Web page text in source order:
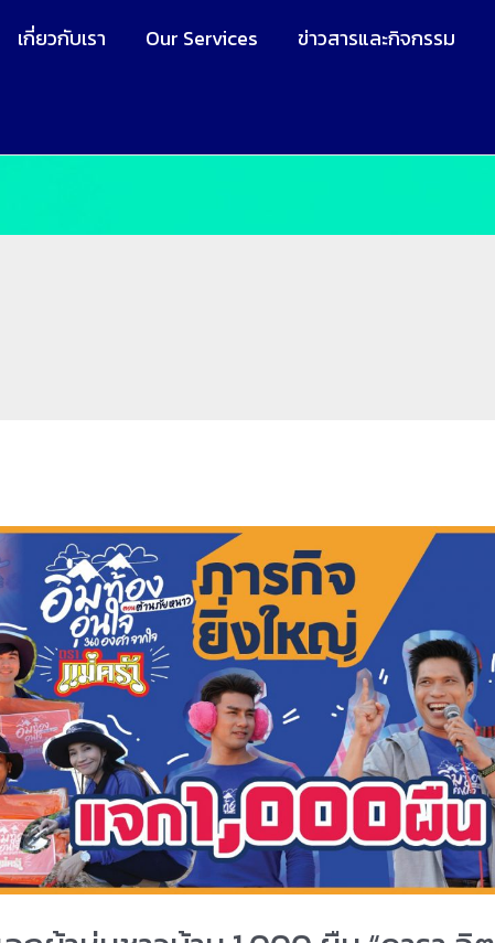
เกี่ยวกับเรา Our Services ข่าวสารและกิจกรรม